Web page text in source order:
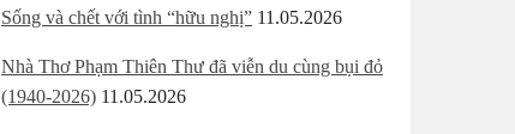
Sống và chết với tình “hữu nghị” 11.05.2026
Nhà Thơ Phạm Thiên Thư đã viễn du cùng bụi đỏ
(1940-2026) 11.05.2026